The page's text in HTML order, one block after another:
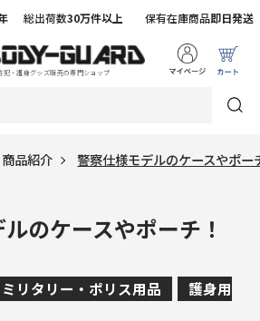
犯・護身グッズ販売の専門ショップ
総出荷数30万件以上 保有在庫商品即日発送
商品紹介 警察仕様モデルのケースやポー
のケースやポーチ！
ミリタリー・ポリス用品
護身用